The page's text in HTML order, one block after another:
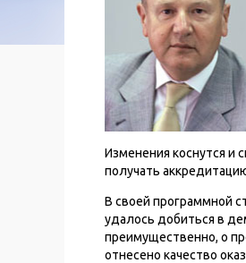
Изменения коснутся и
получать
В своей программной
удалось добиться в
преимущественно, о
отнесено качество